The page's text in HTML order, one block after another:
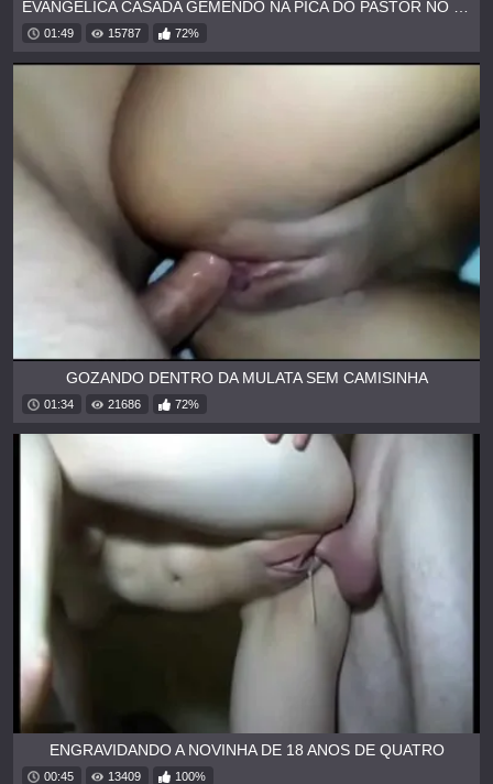
01:49 15787 72%
GOZANDO DENTRO DA MULATA SEM CAMISINHA
01:34 21686 72%
ENGRAVIDANDO A NOVINHA DE 18 ANOS DE QUATRO
00:45 13409 100%